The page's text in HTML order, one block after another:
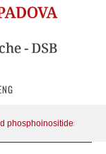
phosphoinositides